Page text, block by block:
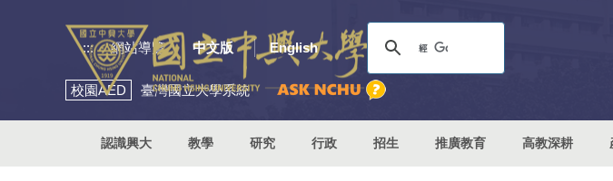
::: 網站導覽 中文版 English
校園AED 臺灣國立大學系統
認識興大 教學 研究 行政 招生 推廣教育 高教深耕